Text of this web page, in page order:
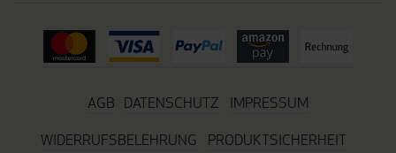
AGB DATENSCHUTZ
IMPRESSUM
WIDERRUFSBELEHRUNG
PRODUKTSICHERHEIT